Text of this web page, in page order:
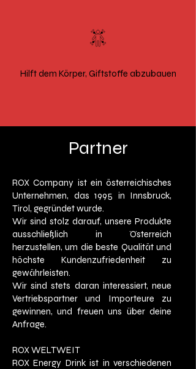
Hilft dem Körper, Giftstoffe abzubauen
Partner
ROX Company ist ein österreichisches
Unternehmen, das 1995 in Innsbruck,
Tirol, gegründet wurde.
Wir sind stolz darauf, unsere Produkte
ausschließlich in Österreich
herzustellen, um die beste Qualität und
höchste Kundenzufriedenheit zu
gewährleisten.
Wir sind stets daran interessiert, neue
Vertriebspartner und Importeure zu
gewinnen, und freuen uns über deine
Anfrage.
ROX WELTWEIT
ROX Energy Drink ist in verschiedenen